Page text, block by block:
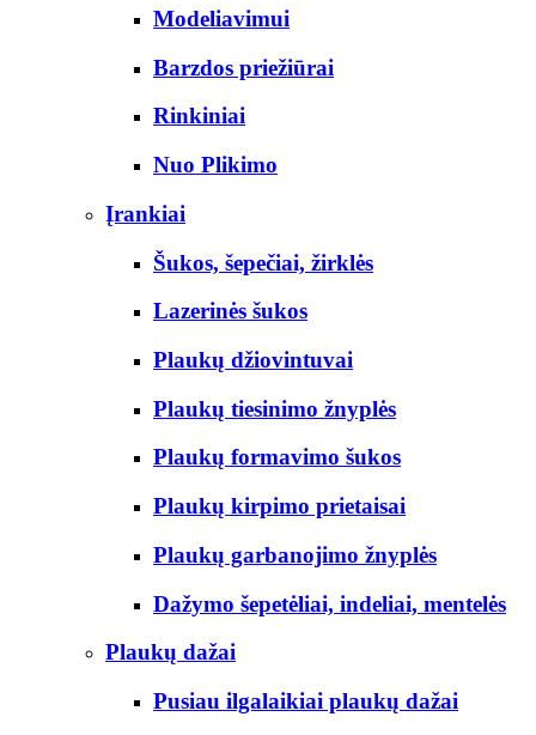
Modeliavimui
Barzdos priežiūrai
Rinkiniai
Nuo Plikimo
Įrankiai
Šukos, šepečiai, žirklės
Lazerinės šukos
Plaukų džiovintuvai
Plaukų tiesinimo žnyplės
Plaukų formavimo šukos
Plaukų kirpimo prietaisai
Plaukų garbanojimo žnyplės
Dažymo šepetėliai, indeliai, mentelės
Plaukų dažai
Pusiau ilgalaikiai plaukų dažai